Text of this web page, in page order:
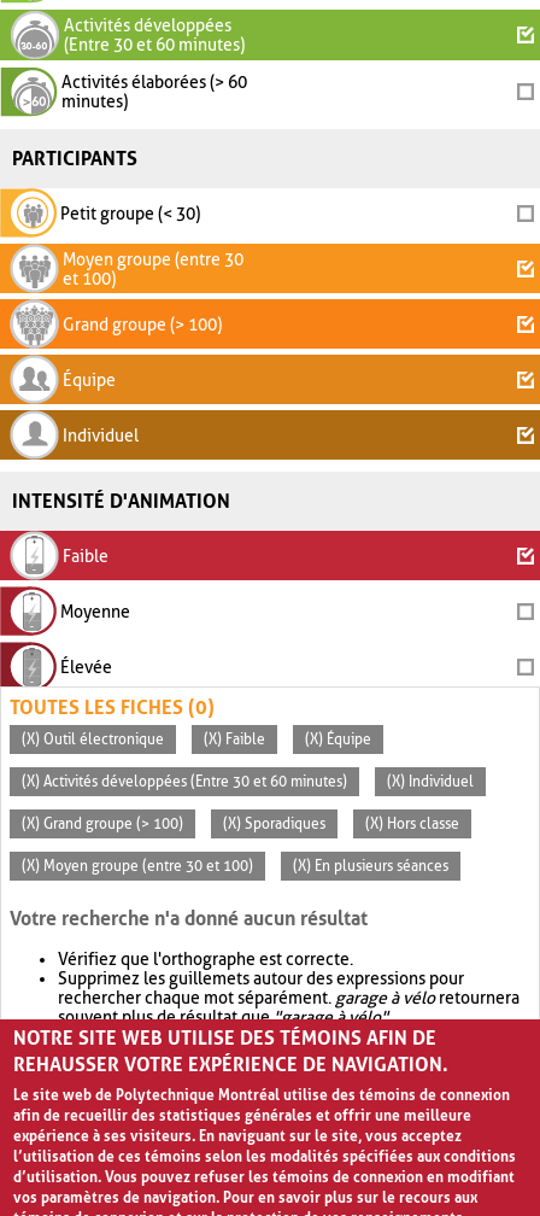
Activités développées
(Entre 30 et 60 minutes)
Activités élaborées (> 60
minutes)
PARTICIPANTS
Petit groupe (< 30)
Moyen groupe (entre 30
et 100)
Grand groupe (> 100)
Équipe
Individuel
INTENSITÉ D'ANIMATION
Faible
Moyenne
Élevée
TOUTES LES FICHES (0)
(X) Outil électronique (X) Faible (X) Équipe
(X) Activités développées (Entre 30 et 60 minutes) (X) Individuel
(X) Grand groupe (> 100) (X) Sporadiques (X) Hors classe
(X) Moyen groupe (entre 30 et 100) (X) En plusieurs séances
Votre recherche n'a donné aucun résultat
Vérifiez que l'orthographe est correcte.
Supprimez les guillemets autour des expressions pour
rechercher chaque mot séparément. garage à véloretournera
souvent plus de résultat que"garage à vélo".
Envisagez d'élargir votre recherche avec OR.garage OR vélo
retournera souvent plus de résultat quegarage à vélo
NOTRE SITE WEB UTILISE DES TÉMOINS AFIN DE
REHAUSSER VOTRE EXPÉRIENCE DE NAVIGATION.
Le site web de Polytechnique Montréal utilise des témoins de connexion
afin de recueillir des statistiques générales et offrir une meilleure
expérience à ses visiteurs. En naviguant sur le site, vous acceptez
l’utilisation de ces témoins selon les modalités spécifiées aux conditions
d’utilisation. Vous pouvez refuser les témoins de connexion en modifiant
vos paramètres de navigation. Pour en savoir plus sur le recours aux